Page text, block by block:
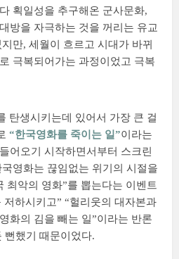
획일성을 추구해온 군사문화,
방을 자극하는 것을 꺼리는 유교
만, 세월이 흐르고 시대가 바뀌
극복되어가는 과정이었고 극복
탄생시키는데 있어서 가장 큰 걸
“한국영화를 죽이는 일”이라는
어오기 시작하면서부터 스크린
영화는 끊임없는 위기의 시절을
최악의 영화”를 뽑는다는 이벤트
하시키고” “헐리웃의 대자본과
화의 김을 빼는 일”이라는 반론
뻔했기 때문이었다.